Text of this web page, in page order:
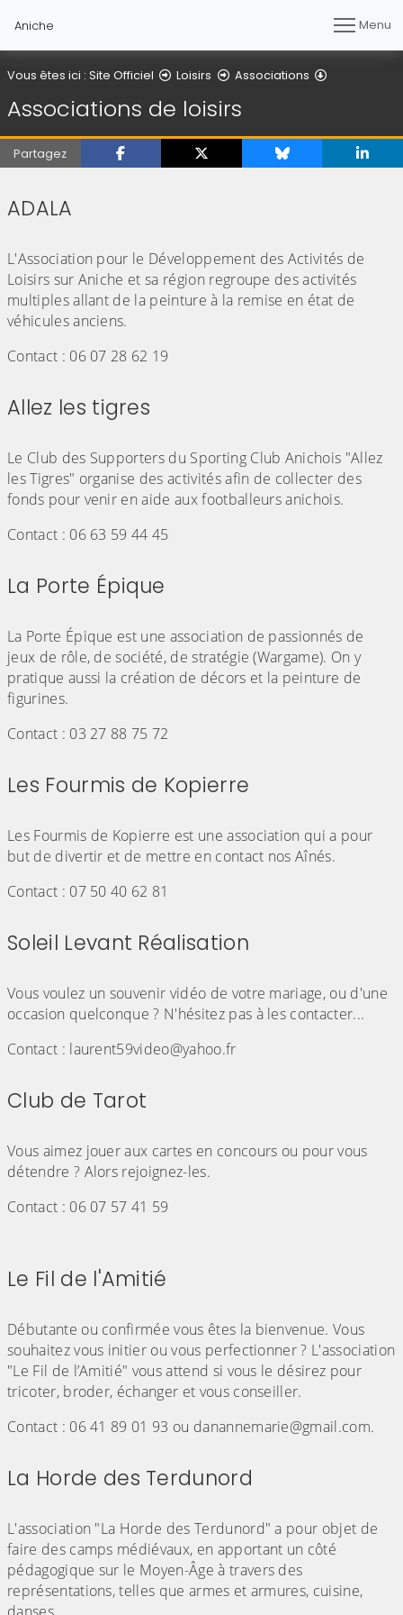
Aniche Menu
Vous êtes ici : Site Officiel Loisirs Associations
Associations de loisirs
Partagez
ADALA
L'Association pour le Développement des Activités de
Loisirs sur Aniche et sa région regroupe des activités
multiples allant de la peinture à la remise en état de
véhicules anciens.
Contact : 06 07 28 62 19
Allez les tigres
Le Club des Supporters du Sporting Club Anichois "Allez
les Tigres" organise des activités afin de collecter des
fonds pour venir en aide aux footballeurs anichois.
Contact : 06 63 59 44 45
La Porte Épique
La Porte Épique est une association de passionnés de
jeux de rôle, de société, de stratégie (Wargame). On y
pratique aussi la création de décors et la peinture de
figurines.
Contact : 03 27 88 75 72
Les Fourmis de Kopierre
Les Fourmis de Kopierre est une association qui a pour
but de divertir et de mettre en contact nos Aînés.
Contact : 07 50 40 62 81
Soleil Levant Réalisation
Vous voulez un souvenir vidéo de votre mariage, ou d'une
occasion quelconque ? N'hésitez pas à les contacter...
Contact : laurent59video@yahoo.fr
Club de Tarot
Vous aimez jouer aux cartes en concours ou pour vous
détendre ? Alors rejoignez-les.
Contact : 06 07 57 41 59
Le Fil de l'Amitié
Débutante ou confirmée vous êtes la bienvenue. Vous
souhaitez vous initier ou vous perfectionner ? L'association
"Le Fil de l’Amitié" vous attend si vous le désirez pour
tricoter, broder, échanger et vous conseiller.
Contact : 06 41 89 01 93 ou danannemarie@gmail.com.
La Horde des Terdunord
L'association "La Horde des Terdunord" a pour objet de
faire des camps médiévaux, en apportant un côté
pédagogique sur le Moyen-Âge à travers des
représentations, telles que armes et armures, cuisine,